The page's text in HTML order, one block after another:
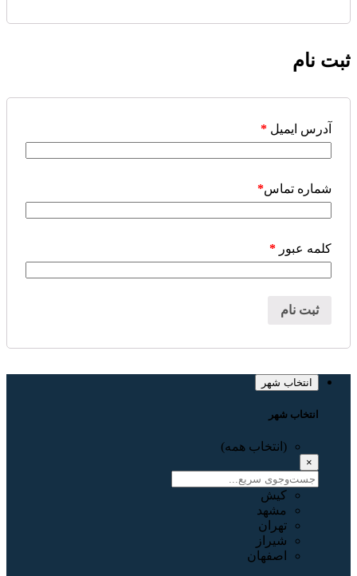
ثبت نام
آدرس ایمیل *
شماره تماس*
کلمه عبور *
ثبت نام
انتخاب شهر
انتخاب شهر
(انتخاب همه)
×
کیش
مشهد
تهران
شیراز
اصفهان